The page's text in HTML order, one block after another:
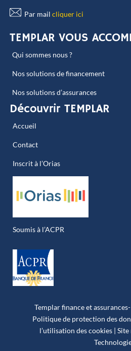
Par mail cliquer ici
TEMPLAR VOUS
Qui sommes nous ?
Nos solutions de financement
Nos solutions d’assurances
Découvrir TEMPLAR
Accueil
Contact
Inscrit à l’Orias
Soumis à l’ACPR
Templar finance et assurances-
Politique de protection des
l’utilisation des cookies |